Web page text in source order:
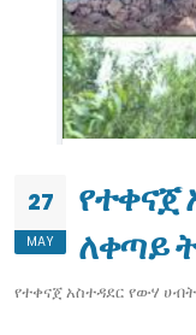
27
MAY
የተቀናጀ
ለቀጣይ
የተቀናጀ አስተዳደር የውሃ